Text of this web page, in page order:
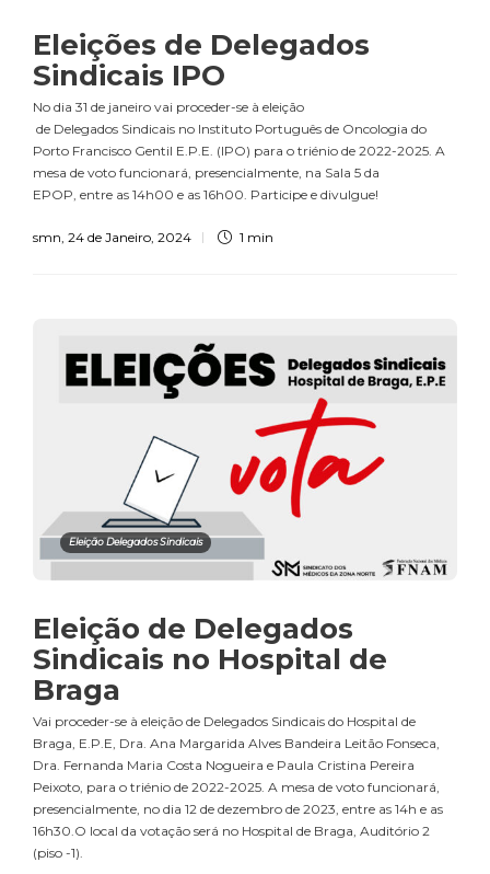
Eleições de Delegados
Sindicais IPO
No dia 31 de janeiro vai proceder-se à eleição
de Delegados Sindicais no Instituto Português de Oncologia do
Porto Francisco Gentil E.P.E. (IPO) para o triénio de 2022-2025. A
mesa de voto funcionará, presencialmente, na Sala 5 da
EPOP, entre as 14h00 e as 16h00. Participe e divulgue!
smn, 24 de Janeiro, 2024 1 min
Eleição Delegados Sindicais
Eleição de Delegados
Sindicais no Hospital de
Braga
Vai proceder-se à eleição de Delegados Sindicais do Hospital de
Braga, E.P.E, Dra. Ana Margarida Alves Bandeira Leitão Fonseca,
Dra. Fernanda Maria Costa Nogueira e Paula Cristina Pereira
Peixoto, para o triénio de 2022-2025. A mesa de voto funcionará,
presencialmente, no dia 12 de dezembro de 2023, entre as 14h e as
16h30.O local da votação será no Hospital de Braga, Auditório 2
(piso -1).